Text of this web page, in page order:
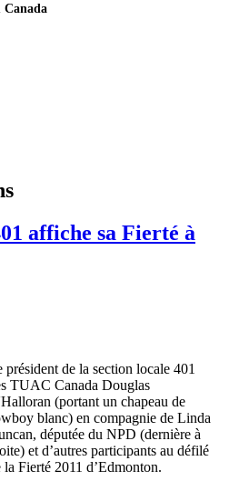
Canada
affiche sa Fierté à
président de la section locale 401
TUAC Canada Douglas
(portant un chapeau de
blanc) en compagnie de Linda
députée du NPD (dernière à
et d’autres participants au défilé
la Fierté 2011 d’Edmonton.